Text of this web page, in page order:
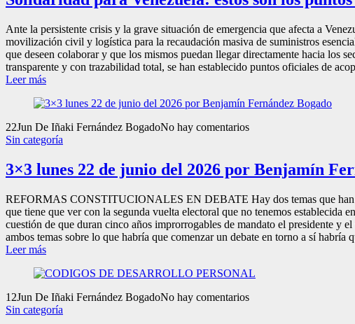
Ante la persistente crisis y la grave situación de emergencia que afecta a
movilización civil y logística para la recaudación masiva de suministros
que deseen colaborar y que los mismos puedan llegar directamente hacia los
transparente y con trazabilidad total, se han establecido puntos oficiales de
Leer más
22Jun De Iñaki Fernández BogadoNo hay comentarios
Sin categoría
3×3 lunes 22 de junio del 2026 por Benjamín
REFORMAS CONSTITUCIONALES EN DEBATE Hay dos temas que han
que tiene que ver con la segunda vuelta electoral que no tenemos
cuestión de que duran cinco años improrrogables de mandato el presidente y
ambos temas sobre lo que habría que comenzar un debate en torno a sí
Leer más
12Jun De Iñaki Fernández BogadoNo hay comentarios
Sin categoría